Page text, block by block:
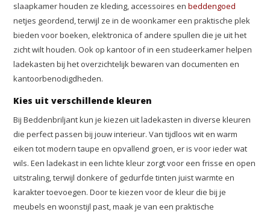
slaapkamer houden ze kleding, accessoires enbeddengoed
netjes geordend, terwijl ze in de woonkamer een praktische plek
bieden voor boeken, elektronica of andere spullen die je uit het
zicht wilt houden. Ook op kantoor of in een studeerkamer helpen
ladekasten bij het overzichtelijk bewaren van documenten en
kantoorbenodigdheden.
Kies uit verschillende kleuren
Bij Beddenbriljant kun je kiezen uit ladekasten in diverse kleuren
die perfect passen bij jouw interieur. Van tijdloos wit en warm
eiken tot modern taupe en opvallend groen, er is voor ieder wat
wils. Een ladekast in een lichte kleur zorgt voor een frisse en open
uitstraling, terwijl donkere of gedurfde tinten juist warmte en
karakter toevoegen. Door te kiezen voor de kleur die bij je
meubels en woonstijl past, maak je van een praktische